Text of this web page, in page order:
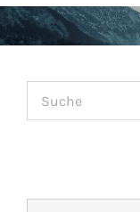
HOME
NEWS
IMBISSANHÄNGER